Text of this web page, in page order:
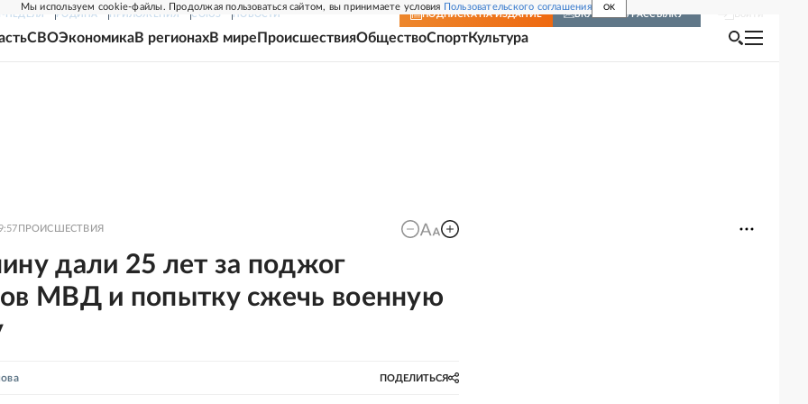
Мы используем cookie-файлы. Продолжая пользоваться сайтом, вы принимаете условия Пользовательского соглашения OK
НЕДЕЛЯ РОДИНА ПРИЛОЖЕНИЯ СОЮЗ НОВОСТИ ПОДПИСКА НА ИЗДАНИЕ ВКЛЮЧИТЬ РАССЫЛКУ
СВОЭкономикаВ регионахВ мире ПроисшествияОбществоСпортКультура
ПРОИСШЕСТВИЯ
дали 25 лет за поджог
МВД и попытку сжечь военную
ПОДЕЛИТЬСЯ